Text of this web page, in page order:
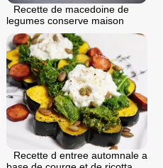
Recette de macedoine de
legumes conserve maison
Recette d entree automnale a